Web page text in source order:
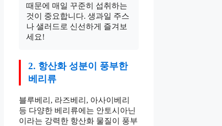
때문에 매일 꾸준히 섭취하는
것이 중요합니다. 생과일 주스
나 샐러드로 신선하게 즐겨보
세요!
2. 항산화 성분이 풍부한
베리류
블루베리, 라즈베리, 아사이베리
등 다양한 베리류에는 안토시아닌
이라는 강력한 항산화 물질이 풍부